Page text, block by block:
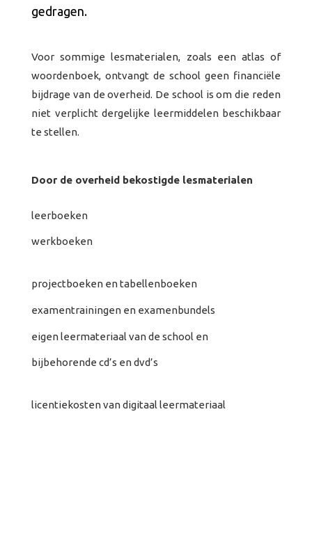
gedragen.
Voor sommige lesmaterialen, zoals een atlas of
woordenboek, ontvangt de school geen financiële
bijdrage van de overheid. De school is om die reden
niet verplicht dergelijke leermiddelen beschikbaar
te stellen.
Door de overheid bekostigde lesmaterialen
leerboeken
werkboeken
projectboeken en tabellenboeken
examentrainingen en examenbundels
eigen leermateriaal van de school en
bijbehorende cd’s en dvd’s
licentiekosten van digitaal leermateriaal